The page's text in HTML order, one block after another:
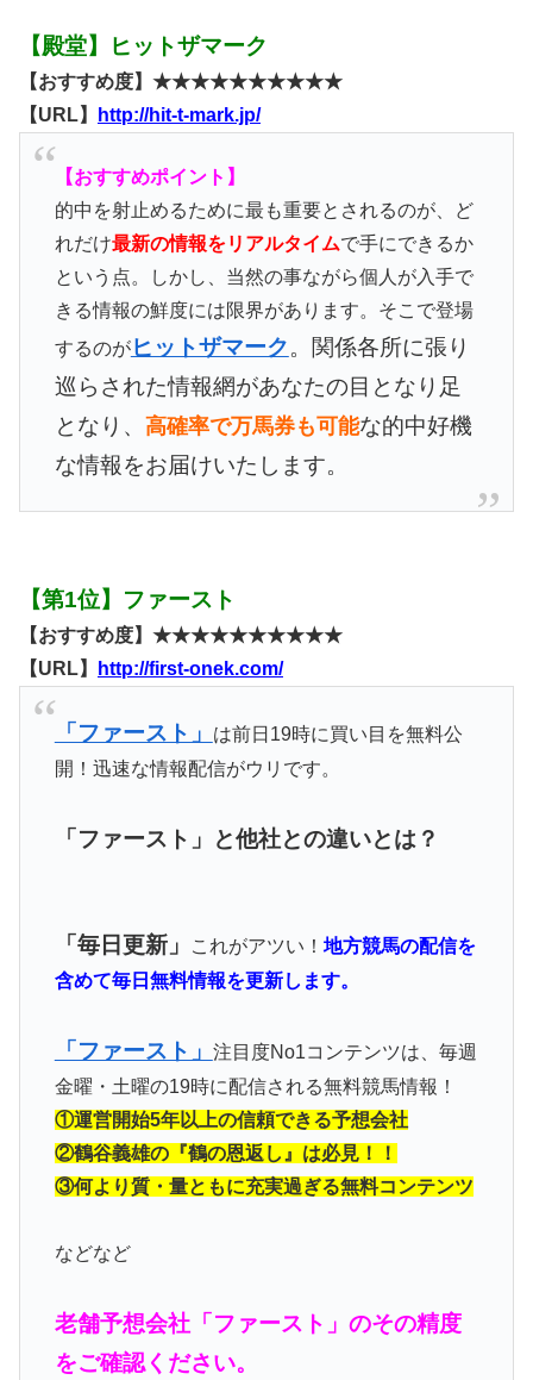
【殿堂】ヒットザマーク
【おすすめ度】★★★★★★★★★★
【URL】
http://hit-t-mark.jp/
【おすすめポイント】
的中を射止めるために最も重要とされるのが、ど
れだけ最新の情報をリアルタイムで手にできるか
という点。しかし、当然の事ながら個人が入手で
きる情報の鮮度には限界があります。そこで登場
するのがヒットザマーク。関係各所に張り
巡らされた情報網があなたの目となり足
となり、 高確率で万馬券も可能な的中好機
な情報をお届けいたします。
【第1位】ファースト
【おすすめ度】★★★★★★★★★★
【URL】
http://first-onek.com/
「ファースト」
は前日19時に買い目を無料公
開！迅速な情報配信がウリです。
「ファースト」と他社との違いとは？
「毎日更新」 これがアツい！ 地方競馬の配信を
含めて毎日無料情報を更新します。
「ファースト」 注目度No1コンテンツは、毎週
金曜・土曜の19時に配信される無料競馬情報！
①運営開始5年以上の信頼できる予想会社
②鶴谷義雄の『鶴の恩返し』は必見！！
③何より質・量ともに充実過ぎる無料コンテンツ
などなど
老舗予想会社「ファースト」のその精度
をご確認ください。